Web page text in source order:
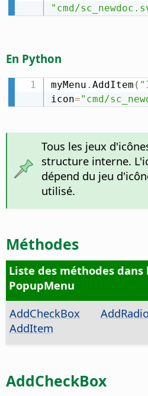
"cmd/
En Python
myMenu . AddItem (
icon="cmd/
Tous les jeux
structure interne.
dépend du jeu
utilisé.
Méthodes
Liste des méthodes dans
PopupMenu
AddCheckBox
AddItem
AddCheckBox